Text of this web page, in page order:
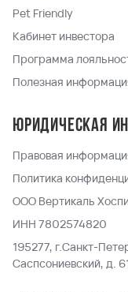
Pet Friendly
Кабинет инвестора
Программа
Полезная
Юридическая
Правовая
Политика
ООО Вертикаль
ИНН 7802574820
195277, г.Санкт-
Саспсониевский, д.